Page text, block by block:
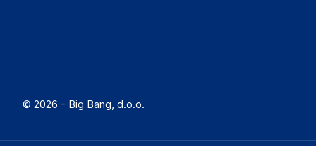
© 2026 - Big Bang, d.o.o.